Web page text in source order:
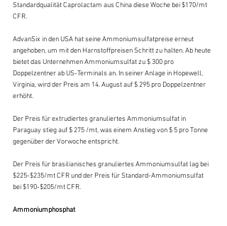
Standardqualität Caprolactam aus China diese Woche bei $170/mt
CFR.
AdvanSix in den USA hat seine Ammoniumsulfatpreise erneut
angehoben, um mit den Harnstoffpreisen Schritt zu halten. Ab heute
bietet das Unternehmen Ammoniumsulfat zu $ 300 pro
Doppelzentner ab US-Terminals an. In seiner Anlage in Hopewell,
Virginia, wird der Preis am 14. August auf $ 295 pro Doppelzentner
erhöht.
Der Preis für extrudiertes granuliertes Ammoniumsulfat in
Paraguay stieg auf $ 275 /mt, was einem Anstieg von $ 5 pro Tonne
gegenüber der Vorwoche entspricht.
Der Preis für brasilianisches granuliertes Ammoniumsulfat lag bei
$225-$235/mt CFR und der Preis für Standard-Ammoniumsulfat
bei $190-$205/mt CFR.
Ammoniumphosphat